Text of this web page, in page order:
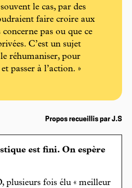
le cas, par des
faire croire aux
concerne pas ou que ce
C’est un sujet
réhumaniser, pour
passer à l’action. »
Propos recueillis par J.S
est fini. On espère
plusieurs fois élu « meilleur